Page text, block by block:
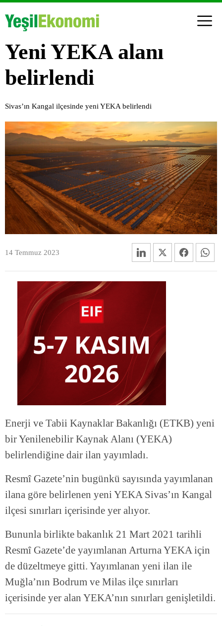
Yeni YEKA alanı
belirlendi
Sivas’ın Kangal ilçesinde yeni YEKA belirlendi
14 Temmuz 2023
Enerji ve Tabii Kaynaklar Bakanlığı (ETKB) yeni
bir Yenilenebilir Kaynak Alanı (YEKA)
belirlendiğine dair ilan yayımladı.
Resmî Gazete’nin bugünkü sayısında yayımlanan
ilana göre belirlenen yeni YEKA Sivas’ın Kangal
ilçesi sınırları içerisinde yer alıyor.
Bununla birlikte bakanlık 21 Mart 2021 tarihli
Resmî Gazete’de yayımlanan Arturna YEKA için
de düzeltmeye gitti. Yayımlanan yeni ilan ile
Muğla’nın Bodrum ve Milas ilçe sınırları
içerisinde yer alan YEKA’nın sınırları genişletildi.